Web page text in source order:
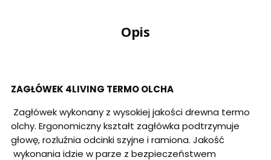
Opis
ZAGŁÓWEK 4LIVING TERMO OLCHA
Zagłówek wykonany z wysokiej jakości drewna termo
olchy. Ergonomiczny kształt zagłówka podtrzymuje
głowę, rozluźnia odcinki szyjne i ramiona. Jakość
wykonania idzie w parze z bezpieczeństwem